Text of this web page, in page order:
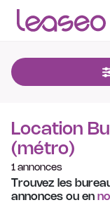
Location
(métro)
1 annonces
Trouvez les
annonces ou en